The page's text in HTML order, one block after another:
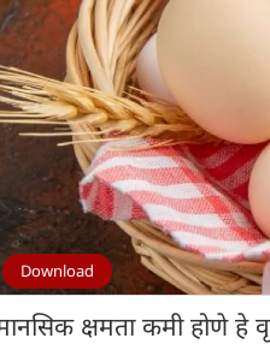
Download
क्षमता कमी होणे हे